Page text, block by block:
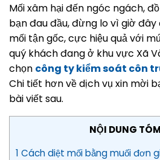
Mối xâm hại đến ngóc ngách,
bạn đau đầu, đừng lo vì giờ
mối tận gốc, cực hiệu quả với
quý khách đang ở khu vực Xã
chọn công ty kiểm soát côn
Chi tiết hơn về dịch vụ xin mời
bài viết sau.
NỘI DUNG
1 Cách diệt mối bằng muối đơn